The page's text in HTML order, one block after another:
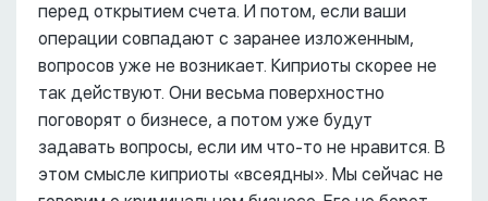
перед открытием счета. И потом, если ваши
операции совпадают с заранее изложенным,
вопросов уже не возникает. Киприоты скорее не
так действуют. Они весьма поверхностно
поговорят о бизнесе, а потом уже будут
задавать вопросы, если им что-то не нравится. В
этом смысле киприоты «всеядны». Мы сейчас не